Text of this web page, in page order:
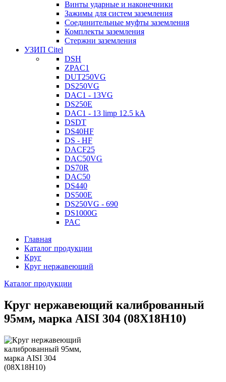
Винты ударные и наконечники
Зажимы для систем заземления
Соединительные муфты заземления
Комплекты заземления
Стержни заземления
УЗИП Citel
DSH
ZPAC1
DUT250VG
DS250VG
DAC1 - 13VG
DS250E
DAC1 - 13 limp 12.5 kA
DSDT
DS40HF
DS - HF
DACF25
DAC50VG
DS70R
DAC50
DS440
DS500E
DS250VG - 690
DS1000G
PAC
Главная
Каталог продукции
Круг
Круг нержавеющий
Каталог продукции
Круг нержавеющий калиброванный
95мм, марка AISI 304 (08Х18Н10)